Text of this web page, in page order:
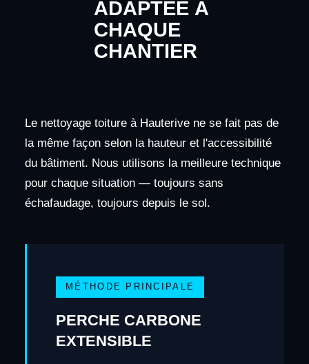
ADAPTÉE À
CHAQUE
CHANTIER
Le nettoyage toiture à Hauterive ne se fait pas de
la même façon selon la hauteur et l'accessibilité
du bâtiment. Nous utilisons la meilleure technique
pour chaque situation — toujours sans
échafaudage, toujours depuis le sol.
MÉTHODE PRINCIPALE
PERCHE CARBONE
EXTENSIBLE